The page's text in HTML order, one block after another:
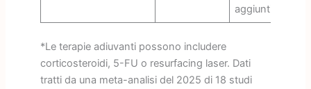
aggiuntiva*
*Le terapie adiuvanti possono includere
corticosteroidi, 5-FU o resurfacing laser. Dati
tratti da una meta-analisi del 2025 di 18 studi